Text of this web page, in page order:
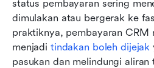
status pembayaran sering
dimulakan atau bergerak ke
praktiknya, pembayaran CRM
menjadi tindakan boleh dijejak
pasukan dan melindungi aliran